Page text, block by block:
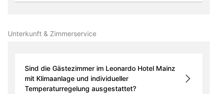
Unterkunft & Zimmer­service
Sind die Gästezimmer im Leonardo Hotel Mainz
mit Klimaanlage und individueller
Temperaturregelung ausgestattet?